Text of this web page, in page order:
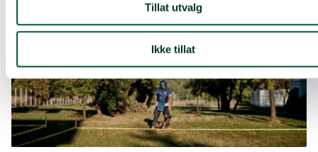
Tillat utvalg
Ikke tillat